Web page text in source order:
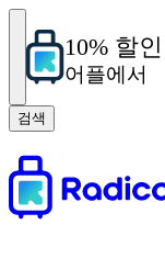
10% 할인
어플에서
검색